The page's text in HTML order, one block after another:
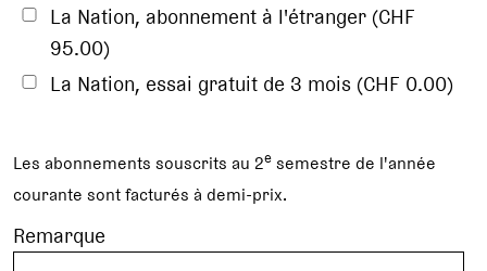
La Nation, abonnement à l'étranger (CHF
95.00)
La Nation, essai gratuit de 3 mois (CHF 0.00)
Les abonnements souscrits au 2e semestre de l'année
courante sont facturés à demi-prix.
Remarque